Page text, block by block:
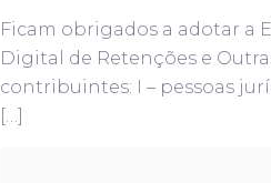
Ficam obrigados a adotar a
Digital de Retenções e
contribuintes: I – pessoas
[…]